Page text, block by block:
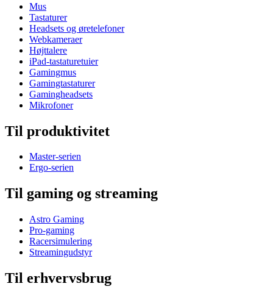
Mus
Tastaturer
Headsets og øretelefoner
Webkameraer
Højttalere
iPad-tastaturetuier
Gamingmus
Gamingtastaturer
Gamingheadsets
Mikrofoner
Til produktivitet
Master-serien
Ergo-serien
Til gaming og streaming
Astro Gaming
Pro-gaming
Racersimulering
Streamingudstyr
Til erhvervsbrug